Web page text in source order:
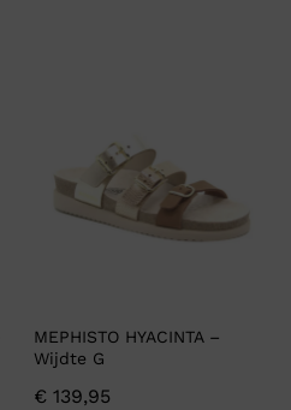
MEPHISTO HYACINTA –
Wijdte G
€ 139,95